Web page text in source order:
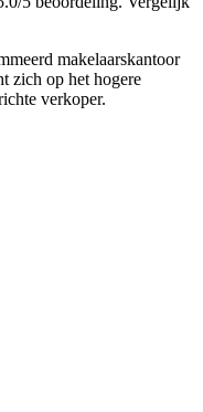
makelaarskantoor
zich op het hogere
verkoper.